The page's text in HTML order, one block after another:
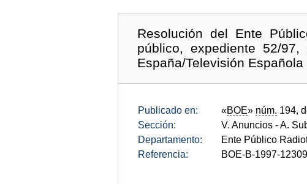
Resolución del Ente
público, expediente 52/
España/Televisión
Publicado en: «BOE» núm. 194,
Sección:
V. Anuncios - A.
Departamento:
Ente Público
Referencia:
BOE-B-1997-12309